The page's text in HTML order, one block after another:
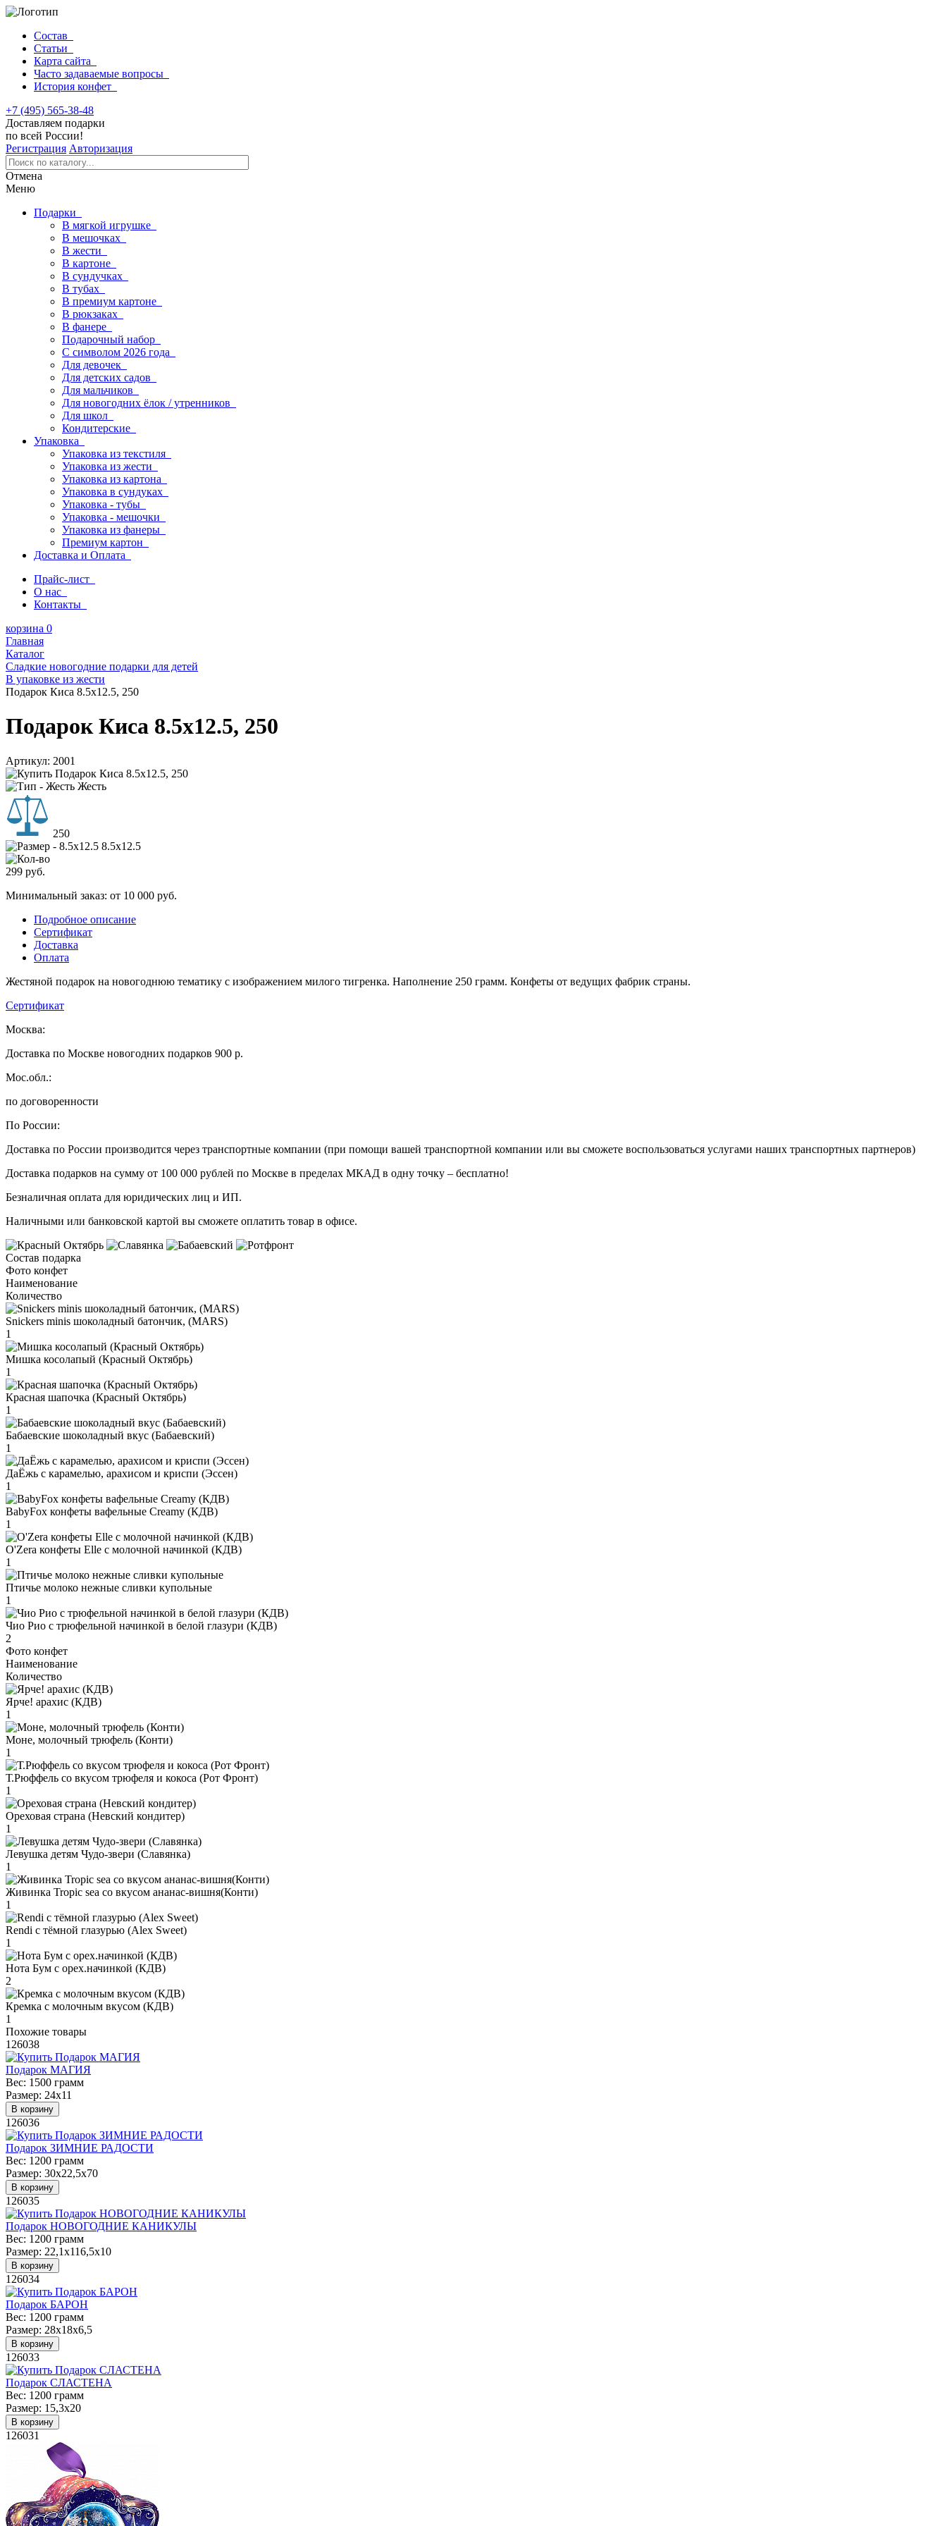
Состав
Статьи
Карта сайта
Часто задаваемые вопросы
История конфет
+7 (495) 565-38-48
Доставляем подарки
по всей России!
Регистрация Авторизация
Отмена
Меню
Подарки
В мягкой игрушке
В мешочках
В жести
В картоне
В сундучках
В тубах
В премиум картоне
В рюкзаках
В фанере
Подарочный набор
С символом 2026 года
Для девочек
Для детских садов
Для мальчиков
Для новогодних ёлок / утренников
Для школ
Кондитерские
Упаковка
Упаковка из текстиля
Упаковка из жести
Упаковка из картона
Упаковка в сундуках
Упаковка - тубы
Упаковка - мешочки
Упаковка из фанеры
Премиум картон
Доставка и Оплата
Прайс-лист
О нас
Контакты
корзина 0
Главная
Каталог
Сладкие новогодние подарки для детей
В упаковке из жести
Подарок Киса 8.5х12.5, 250
Подарок Киса 8.5х12.5, 250
Артикул: 2001
Жесть
250
8.5х12.5
299 руб.
Минимальный заказ: от 10 000 руб.
Подробное описание
Сертификат
Доставка
Оплата
Жестяной подарок на новогоднюю тематику с изображением милого тигренка. Наполнение 250 грамм. Конфеты от ведущих фабрик страны.
Сертификат
Москва:
Доставка по Москве новогодних подарков 900 р.
Мос.обл.:
по договоренности
По России:
Доставка по России производится через транспортные компании (при помощи вашей транспортной компании или вы сможете воспользоваться услугами наших транспортных партнеров)
Доставка подарков на сумму от 100 000 рублей по Москве в пределах МКАД в одну точку – бесплатно!
Безналичная оплата для юридических лиц и ИП.
Наличными или банковской картой вы сможете оплатить товар в офисе.
Состав подарка
Фото конфет
Наименование
Количество
Snickers minis шоколадный батончик, (MARS)
1
Мишка косолапый (Красный Октябрь)
1
Красная шапочка (Красный Октябрь)
1
Бабаевские шоколадный вкус (Бабаевский)
1
ДаЁжь с карамелью, арахисом и криспи (Эссен)
1
BabyFox конфеты вафельные Creamy (КДВ)
1
O'Zera конфеты Elle с молочной начинкой (КДВ)
1
Птичье молоко нежные сливки купольные
1
Чио Рио с трюфельной начинкой в белой глазури (КДВ)
2
Фото конфет
Наименование
Количество
Ярче! арахис (КДВ)
1
Моне, молочный трюфель (Конти)
1
Т.Рюффель со вкусом трюфеля и кокоса (Рот Фронт)
1
Ореховая страна (Невский кондитер)
1
Левушка детям Чудо-звери (Славянка)
1
Живинка Tropic sea со вкусом ананас-вишня(Конти)
1
Rendi с тёмной глазурью (Alex Sweet)
1
Нота Бум с орех.начинкой (КДВ)
2
Кремка с молочным вкусом (КДВ)
1
Похожие товары
126038
Подарок МАГИЯ
Вес: 1500 грамм
Размер: 24х11
В корзину
126036
Подарок ЗИМНИЕ РАДОСТИ
Вес: 1200 грамм
Размер: 30х22,5х70
В корзину
126035
Подарок НОВОГОДНИЕ КАНИКУЛЫ
Вес: 1200 грамм
Размер: 22,1х116,5х10
В корзину
126034
Подарок БАРОН
Вес: 1200 грамм
Размер: 28х18х6,5
В корзину
126033
Подарок СЛАСТЕНА
Вес: 1200 грамм
Размер: 15,3х20
В корзину
126031